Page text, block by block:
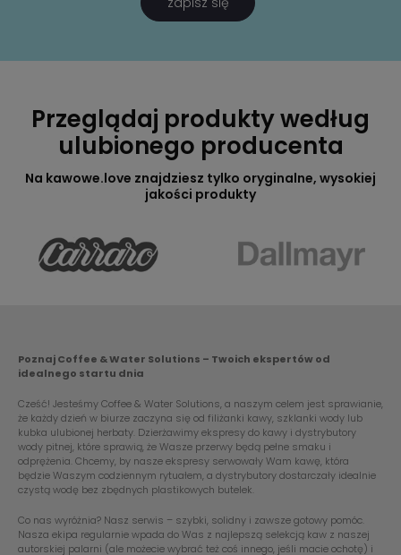
Przeglądaj produkty według
ulubionego producenta
Na kawowe.love znajdziesz tylko oryginalne, wysokiej
jakości produkty
Poznaj Coffee & Water Solutions – Twoich ekspertów od
idealnego startu dnia
Cześć! Jesteśmy Coffee & Water Solutions, a naszym celem jest sprawianie,
że każdy dzień w biurze zaczyna się od filiżanki kawy, szklanki wody lub
kubka ulubionej herbaty. Dzierżawimy ekspresy do kawy i dystrybutory
wody pitnej, które sprawią, że Wasze przerwy będą pełne smaku i
odprężenia. Chcemy, by nasze ekspresy serwowały Wam kawę, która
będzie Waszym codziennym rytuałem, a dystrybutory dostarczały idealnie
czystą wodę bez zbędnych plastikowych butelek.
Co nas wyróżnia? Nasz serwis – szybki, solidny i zawsze gotowy pomóc.
Nasza ekipa regularnie wpada do Was z najlepszą selekcją kaw z naszej
autorskiej palarni (ale możecie wybrać też coś innego, jeśli macie ochotę) i